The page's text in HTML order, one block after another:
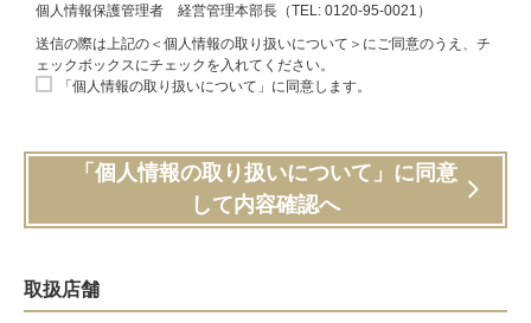
個人情報保護管理者 経営管理本部長（TEL: 0120-95-0021）
送信の際は上記の＜個人情報の取り扱いについて＞にご同意のうえ、チ
ェックボックスにチェックを入れてください。
「個人情報の取り扱いについて」に同意します。
「個人情報の取り扱いについて」に同意
して内容確認へ
取扱店舗